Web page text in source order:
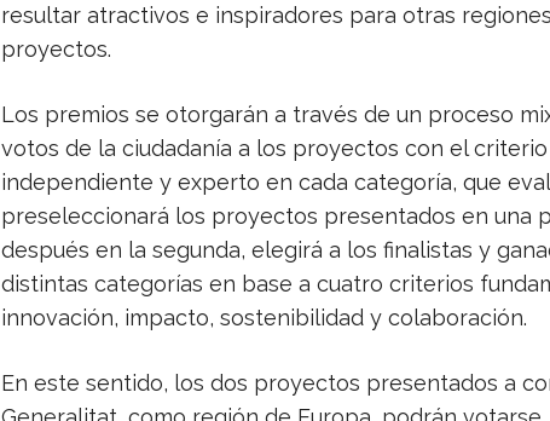
resultar atractivos e inspiradores para otras
proyectos.
Los premios se otorgarán a través de un proceso
votos de la ciudadanía a los proyectos con el
independiente y experto en cada categoría, que
preseleccionará los proyectos presentados en una
después en la segunda, elegirá a los finalistas y
distintas categorías en base a cuatro criterios
innovación, impacto, sostenibilidad y colaboración.
En este sentido, los dos proyectos presentados a